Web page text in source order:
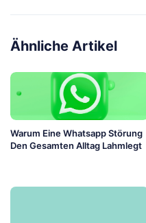
Ähnliche Artikel
Warum Eine Whatsapp Störung
Den Gesamten Alltag Lahmlegt